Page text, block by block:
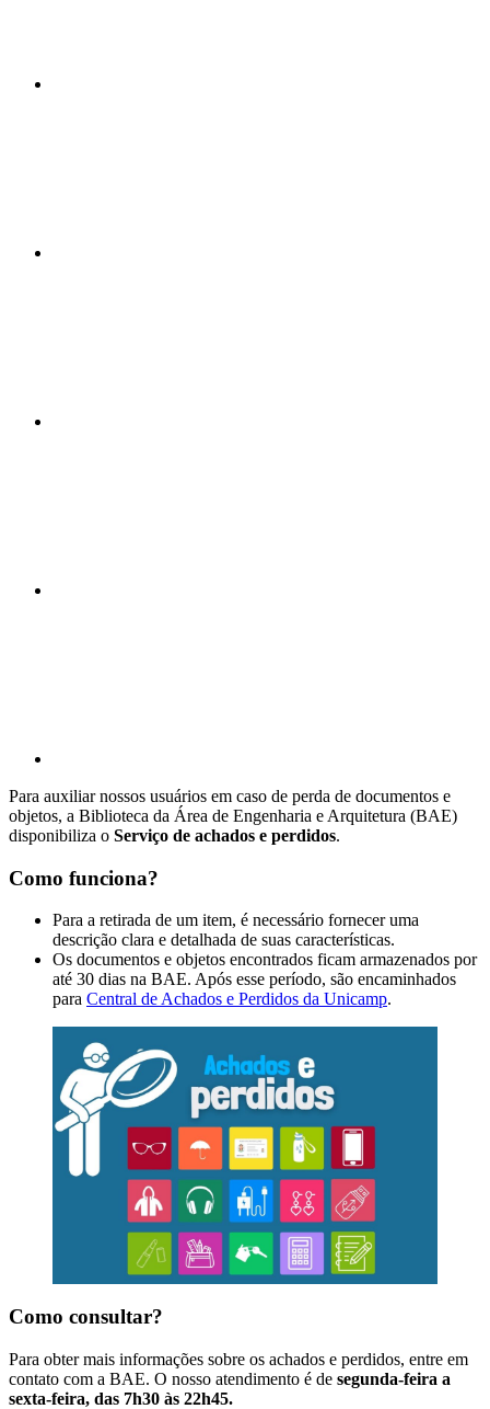
Para auxiliar nossos usuários em caso de perda de documentos e
objetos, a Biblioteca da Área de Engenharia e Arquitetura (BAE)
disponibiliza o Serviço de achados e perdidos.
Como funciona?
Para a retirada de um item, é necessário fornecer uma
descrição clara e detalhada de suas características.
Os documentos e objetos encontrados ficam armazenados por
até 30 dias na BAE. Após esse período, são encaminhados
para Central de Achados e Perdidos da Unicamp.
Como consultar?
Para obter mais informações sobre os achados e perdidos, entre em
contato com a BAE. O nosso atendimento é de segunda-feira a
sexta-feira, das 7h30 às 22h45.